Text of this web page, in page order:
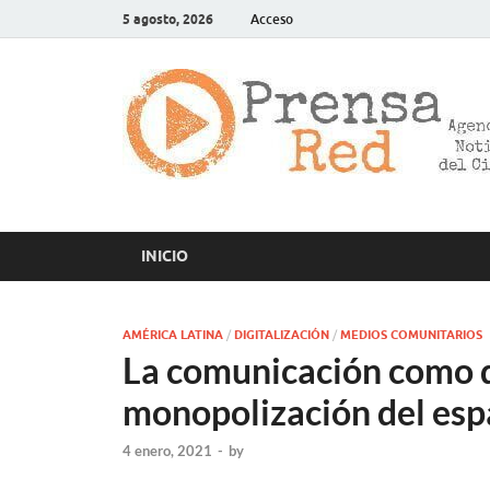
5 agosto, 2026 Acceso
INICIO
AMÉRICA LATINA / DIGITALIZACIÓN / MEDIOS COMUNITARIOS
La comunicación como
monopolización del
4 enero, 2021 - by